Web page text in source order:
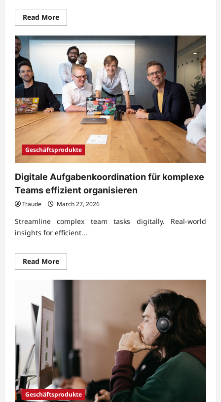
Read MoreRead
more
Cloudbasierte
Datenverwaltung
für
flexible
Zusammenarbeit
einsetzen
Geschäftsprodukte
Digitale Aufgabenkoordination für komplexe
Teams effizient organisieren
Traude March 27, 2026
Streamline complex team tasks digitally. Real-world
insights for efficient...
Read MoreRead
more
Digitale
Geschäftsprodukte